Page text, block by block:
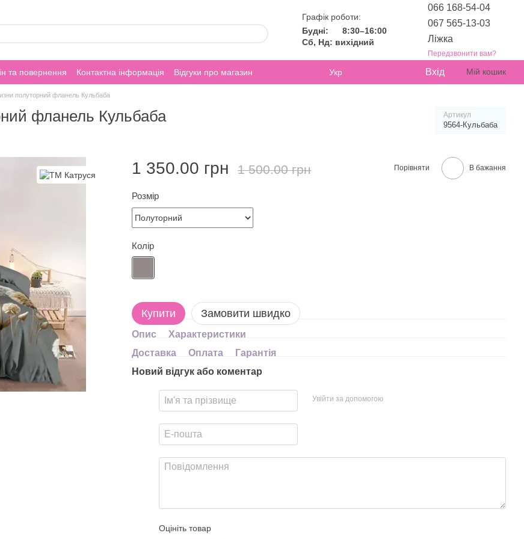
Графік роботи:
Будні:
8:30–16:00
Сб, Нд: вихідний
066 168-54-04
067 565-13-03
Ліжка
Передзвонити вам?
та повернення Контактна інформація Відгуки про магазин Укр Вхід Мій кошик
полуторний фланель Кульбаба
фланель Кульбаба Артикул
9564-Кульбаба
1 350.00 грн 1 500.00 грн Порівняти В бажання
Розмір
Колір
Купити Замовити швидко
Опис
Характеристики
Доставка
Оплата
Гарантія
Новий відгук або коментар
Увійти за допомогою
Оцініть товар